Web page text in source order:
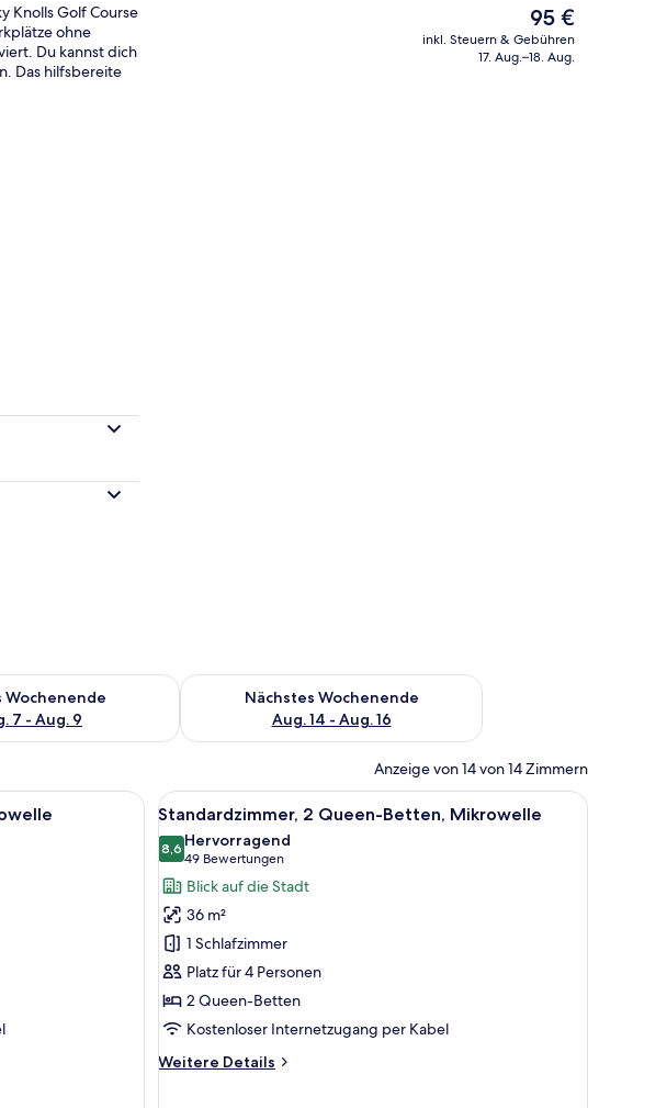
Innenpool, Liegestühle
Knolls Golf Course
ohne
Du kannst dich
Das hilfsbereite
Der
aktuelle
Preis
95 €
inkl. Steuern & Gebühren
17. Aug.–18. Aug.
Wochenende
7 - Aug. 9
für dieses Wochenende, Aug. 7 - Aug. 9.
Nächstes Wochenende
Aug. 14 - Aug. 16
Überprüfe die Verfügbarkeit für nächstes Wochenende, Aug.
Anzeige von 14 von 14 Zimmern
mit Bett, Fernseher, Schreibtisch, Stuhl und einem Fenster mit Vorhängen.
Alle
Fotos
für
Standardzimmer,
2 Queen-
Betten,
Mikrowelle
anzeigen
Ein Hotelzimmer mit zwei Betten, einem
5
Standardzimmer, 2 Queen-Betten, Mikrowelle
8,68,6 von 10
Hervorragend
49 Bewertungen
(49
Bewertungen)
Blick auf die Stadt
36 m²
1 Schlafzimmer
Platz für 4 Personen
2 Queen-Betten
Kostenloser Internetzugang per Kabel
Weitere Details
Weitere